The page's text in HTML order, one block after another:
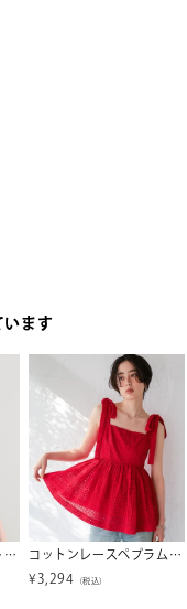
います
フロントギャザー半袖トップス【メール便可／100】 コットンレースペプラムリボントップス
¥ 3,294 （税込）